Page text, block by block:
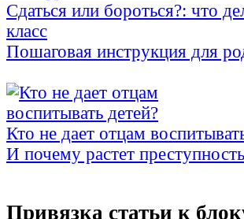
Сдаться или бороться?: что
класс
Пошаговая инструкция для
Кто не дает отцам
И почему растет
Привязка статьи к